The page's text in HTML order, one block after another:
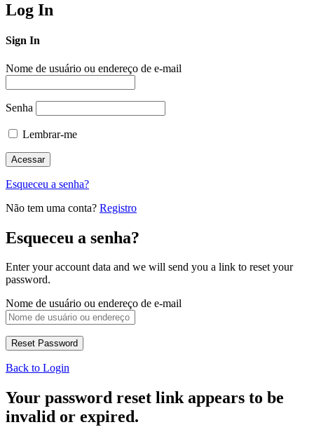
Log In
Sign In
Nome de usuário ou endereço de e-mail
Senha
Lembrar-me
Esqueceu a senha?
Não tem uma conta? Registro
Esqueceu a senha?
Enter your account data and we will send you a link to reset your
password.
Nome de usuário ou endereço de e-mail
Back to Login
Your password reset link appears to be
invalid or expired.